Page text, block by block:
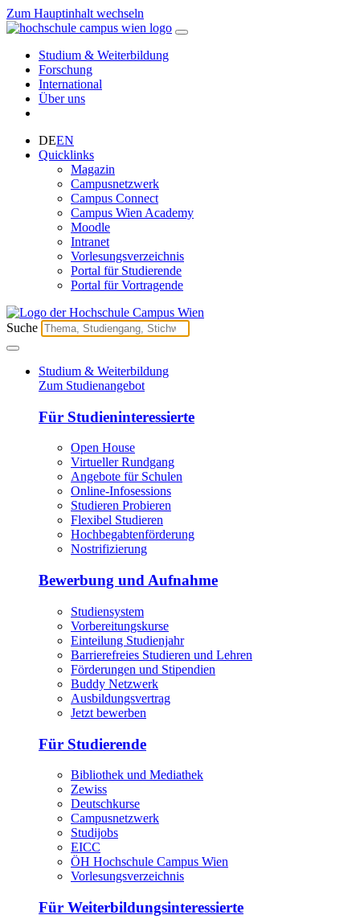
Zum Hauptinhalt wechseln
Studium & Weiterbildung
Forschung
International
Über uns
DEEN
Quicklinks
Magazin
Campusnetzwerk
Campus Connect
Campus Wien Academy
Moodle
Intranet
Vorlesungsverzeichnis
Portal für Studierende
Portal für Vortragende
Suche
Studium & Weiterbildung
Zum Studienangebot
Für Studieninteressierte
Open House
Virtueller Rundgang
Angebote für Schulen
Online-Infosessions
Studieren Probieren
Flexibel Studieren
Hochbegabtenförderung
Nostrifizierung
Bewerbung und Aufnahme
Studiensystem
Vorbereitungskurse
Einteilung Studienjahr
Barrierefreies Studieren und Lehren
Förderungen und Stipendien
Buddy Netzwerk
Ausbildungsvertrag
Jetzt bewerben
Für Studierende
Bibliothek und Mediathek
Zewiss
Deutschkurse
Campusnetzwerk
Studijobs
EICC
ÖH Hochschule Campus Wien
Vorlesungsverzeichnis
Für Weiterbildungsinteressierte